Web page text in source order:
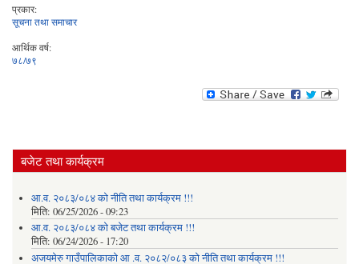
प्रकार:
सूचना तथा समाचार
आर्थिक वर्ष:
७८/७९
बजेट तथा कार्यक्रम
आ.व. २०८३/०८४ को नीति तथा कार्यक्रम !!!
मिति: 06/25/2026 - 09:23
आ.व. २०८३/०८४ को बजेट तथा कार्यक्रम !!!
मिति: 06/24/2026 - 17:20
अजयमेरु गाउँपालिकाको आ .व. २०८२/०८३ को नीति तथा कार्यक्रम !!!